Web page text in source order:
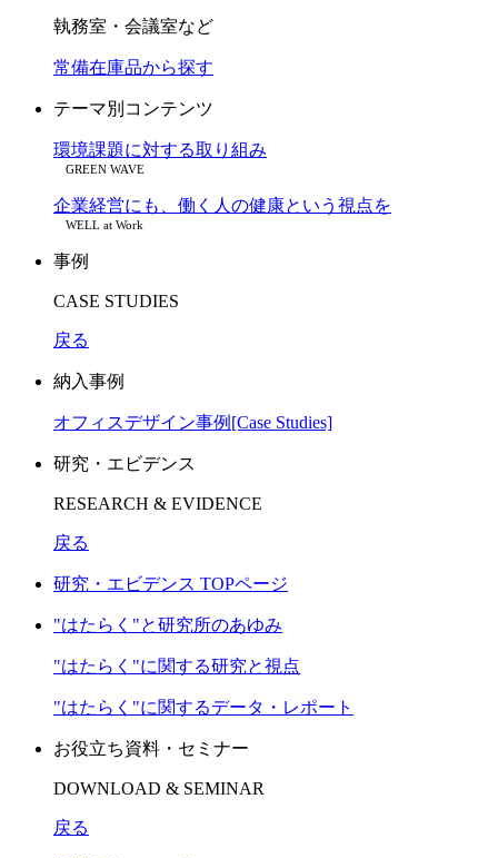
執務室・会議室など
常備在庫品から探す
テーマ別コンテンツ
環境課題に対する取り組み
GREEN WAVE
企業経営にも、働く人の健康という視点を
WELL at Work
事例
CASE STUDIES
戻る
納入事例
オフィスデザイン事例[Case Studies]
研究・エビデンス
RESEARCH & EVIDENCE
戻る
研究・エビデンス TOPページ
"はたらく"と研究所のあゆみ
"はたらく"に関する研究と視点
"はたらく"に関するデータ・レポート
お役立ち資料・セミナー
DOWNLOAD & SEMINAR
戻る